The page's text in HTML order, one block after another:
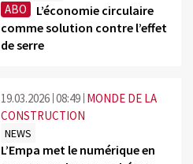
ABO
L’économie circulaire
comme solution contre l’effet
de serre
19.03.2026 08:49 MONDE DE LA
CONSTRUCTION
NEWS
L’Empa met le numérique en